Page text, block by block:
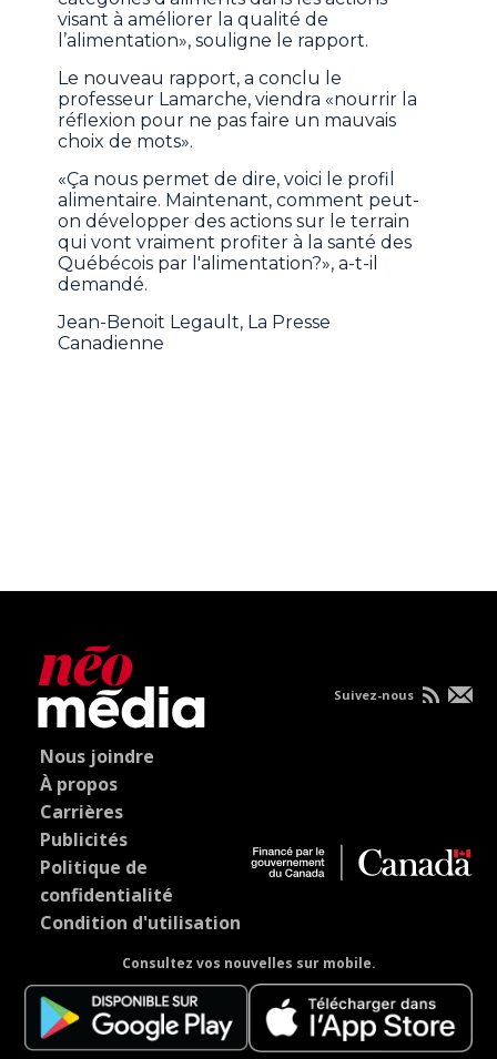
visant à améliorer la qualité de
l’alimentation», souligne le rapport.
Le nouveau rapport, a conclu le
professeur Lamarche, viendra «nourrir la
réflexion pour ne pas faire un mauvais
choix de mots».
«Ça nous permet de dire, voici le profil
alimentaire. Maintenant, comment peut-
on développer des actions sur le terrain
qui vont vraiment profiter à la santé des
Québécois par l'alimentation?», a-t-il
demandé.
Jean-Benoit Legault, La Presse
Canadienne
Nous joindre
À propos
Carrières
Publicités
Politique de
confidentialité
Condition d'utilisation
Consultez vos nouvelles sur mobile.
Suivez-nous